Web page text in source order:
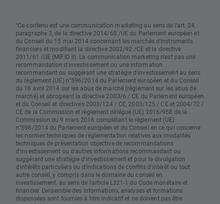
"Ce contenu est une communication marketing au sens de l'art. 24,
paragraphe 3, de la directive 2014/65 /UE du Parlement européen et
du Conseil du 15 mai 2014 concernant les marchés d'instruments
financiers et modifiant la directive 2002/92 /CE et la directive
2011/61 /UE (MiFID II). La communication marketing n'est pas une
recommandation d'investissement ou une information
recommandant ou suggérant une stratégie d'investissement au sens
du règlement (UE) n°596/2014 du Parlement européen et du Conseil
du 16 avril 2014 sur les abus de marché (règlement sur les abus de
marché) et abrogeant la directive 2003/6 / CE du Parlement européen
et du Conseil et directives 2003/124 / CE, 2003/125 / CE et 2004/72 /
CE de la Commission et règlement délégué (UE) 2016/958 de la
Commission du 9 mars 2016 complétant le règlement (UE)
n°596/2014 du Parlement européen et du Conseil en ce qui concerne
les normes techniques de réglementation relatives aux modalités
techniques de présentation objective de recommandations
d'investissement ou d'autres informations recommandant ou
suggérant une stratégie d'investissement et pour la divulgation
d'intérêts particuliers ou d'indications de conflits d'intérêt ou tout
autre conseil, y compris dans le domaine du conseil en
investissement, au sens de l'article L321-1 du Code monétaire et
financier. L’ensemble des informations, analyses et formations
dispensées sont fournies à titre indicatif et ne doivent pas être